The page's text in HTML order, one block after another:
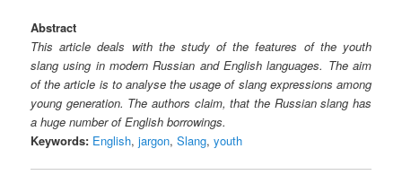
Abstract
This article deals with the study of the features of the youth
slang using in modern Russian and English languages. The aim
of the article is to analyse the usage of slang expressions among
young generation. The authors claim, that the Russian slang has
a huge number of English borrowings.
Keywords: English,jargon,Slang,youth